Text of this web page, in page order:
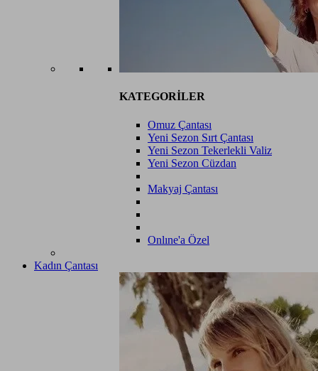
KATEGORİLER
Omuz Çantası
Yeni Sezon Sırt Çantası
Yeni Sezon Tekerlekli Valiz
Yeni Sezon Cüzdan
Makyaj Çantası
Onlıne'a Özel
Kadın Çantası